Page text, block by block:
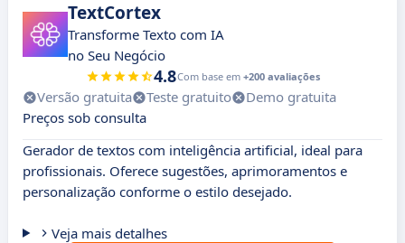
TextCortex
Transforme Texto com IA
no Seu Negócio
4.8Com base em +200 avaliações
Versão gratuita Teste gratuito
Demo gratuita
Preços sob consulta
Gerador de textos com inteligência artificial, ideal para
profissionais. Oferece sugestões, aprimoramentos e
personalização conforme o estilo desejado.
Veja mais detalhes